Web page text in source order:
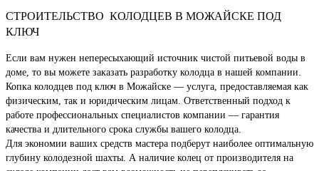
СТРОИТЕЛЬСТВО КОЛОДЦЕВ В МОЖАЙСКЕ ПОД
КЛЮЧ
Если вам нужен непересыхающий источник чистой питьевой воды в
доме, то вы можете заказать разработку колодца в нашей компании.
Копка колодцев под ключ в Можайске — услуга, предоставляемая как
физическим, так и юридическим лицам. Ответственный подход к
работе профессиональных специалистов компании — гарантия
качества и длительного срока службы вашего колодца.
Для экономии ваших средств мастера подберут наиболее оптимальную
глубину колодезной шахты. А наличие колец от производителя на